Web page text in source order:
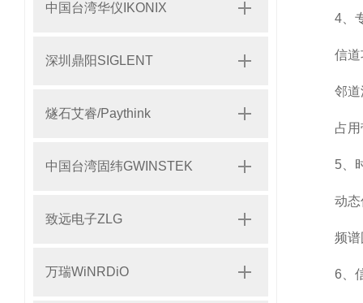
中国台湾华仪IKONIX
深圳鼎阳SIGLENT
燧石艾睿/Paythink
中国台湾固纬GWINSTEK
致远电子ZLG
万瑞WiNRDiO
4、专
信道功
邻道泄
占用带
5、时
动态信
频谱图
6、信